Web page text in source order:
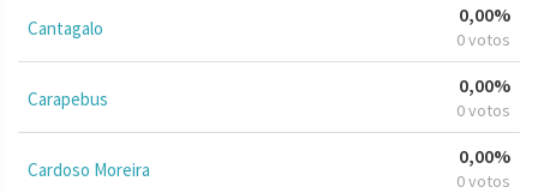
Cantagalo
0,00%
0 votos
Carapebus
0,00%
0 votos
Cardoso Moreira
0,00%
0 votos